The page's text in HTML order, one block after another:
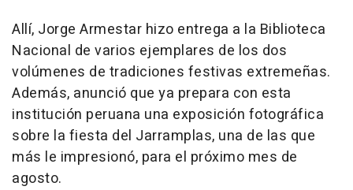
Allí, Jorge Armestar hizo entrega a la Biblioteca
Nacional de varios ejemplares de los dos
volúmenes de tradiciones festivas extremeñas.
Además, anunció que ya prepara con esta
institución peruana una exposición fotográfica
sobre la fiesta del Jarramplas, una de las que
más le impresionó, para el próximo mes de
agosto.